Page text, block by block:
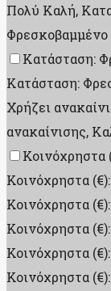
Πολύ Καλή,
Φρεσκοβαμμένο
Κατάσταση:
Κατάσταση:
Χρήζει
ανακαίνισης,
Κοινόχρηστα
Κοινόχρηστα (€):
Κοινόχρηστα
Κοινόχρηστα
Κοινόχρηστα
Κοινόχρηστα